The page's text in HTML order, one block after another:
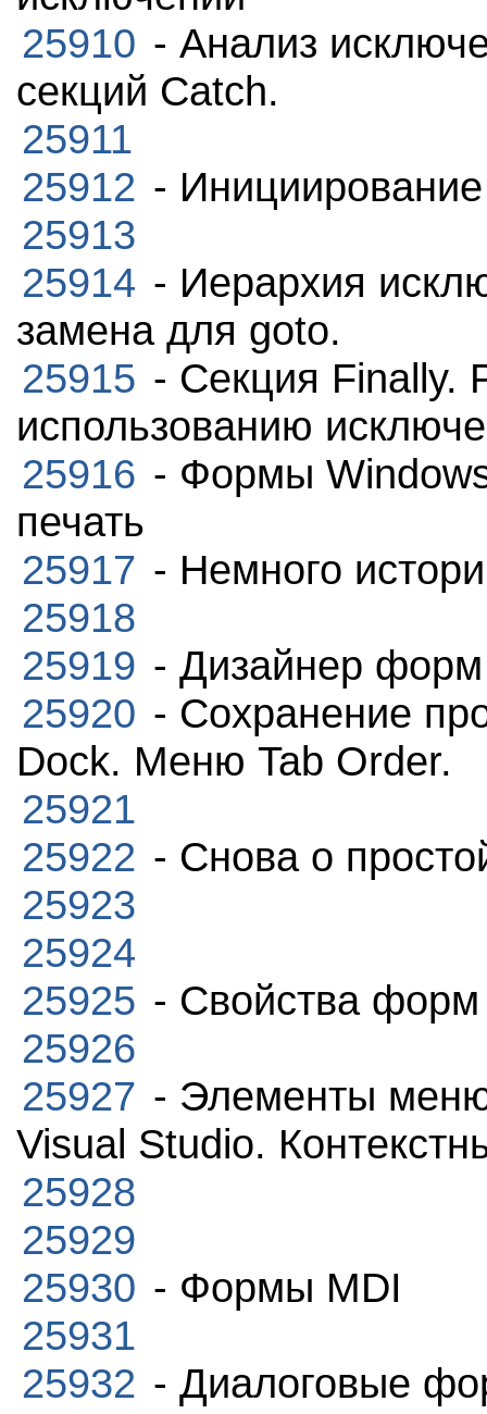
25910 - Анализ
секций Catch.
25911
25912 -
25913
25914 - Иерархия
замена для goto.
25915 - Секция Finally.
использованию
25916 - Формы
печать
25917 - Немного
25918
25919 - Дизайнер форм
25920 - Сохранение
Dock. Меню Tab Order.
25921
25922 - Снова о
25923
25924
25925 - Свойства форм
25926
25927 - Элементы
Visual Studio.
25928
25929
25930 - Формы MDI
25931
25932 - Диалоговые